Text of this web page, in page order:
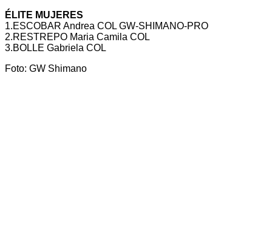
ÉLITE MUJERES
1.ESCOBAR Andrea COL GW-SHIMANO-PRO
2.RESTREPO Maria Camila COL
3.BOLLE Gabriela COL
Foto: GW Shimano